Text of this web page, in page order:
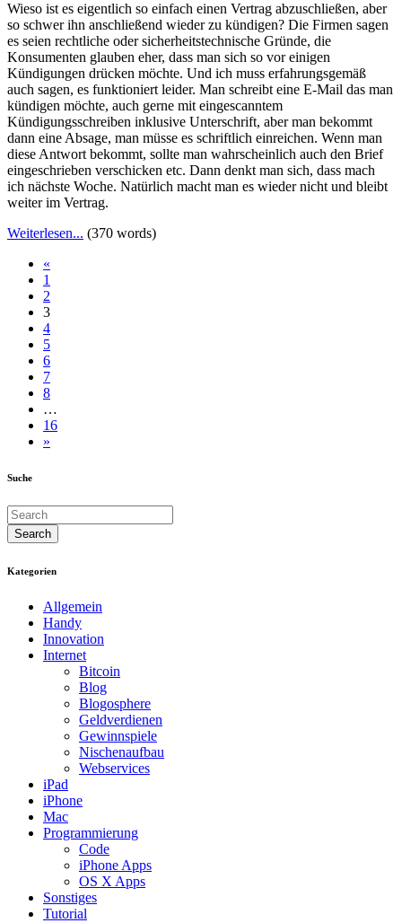
Wieso ist es eigentlich so einfach einen Vertrag abzuschließen, aber
so schwer ihn anschließend wieder zu kündigen? Die Firmen sagen
es seien rechtliche oder sicherheitstechnische Gründe, die
Konsumenten glauben eher, dass man sich so vor einigen
Kündigungen drücken möchte. Und ich muss erfahrungsgemäß
auch sagen, es funktioniert leider. Man schreibt eine E-Mail das man
kündigen möchte, auch gerne mit eingescanntem
Kündigungsschreiben inklusive Unterschrift, aber man bekommt
dann eine Absage, man müsse es schriftlich einreichen. Wenn man
diese Antwort bekommt, sollte man wahrscheinlich auch den Brief
eingeschrieben verschicken etc. Dann denkt man sich, dass mach
ich nächste Woche. Natürlich macht man es wieder nicht und bleibt
weiter im Vertrag.
Weiterlesen... (370 words)
«
1
2
3
4
5
6
7
8
…
16
»
Suche
Kategorien
Allgemein
Handy
Innovation
Internet
Bitcoin
Blog
Blogosphere
Geldverdienen
Gewinnspiele
Nischenaufbau
Webservices
iPad
iPhone
Mac
Programmierung
Code
iPhone Apps
OS X Apps
Sonstiges
Tutorial